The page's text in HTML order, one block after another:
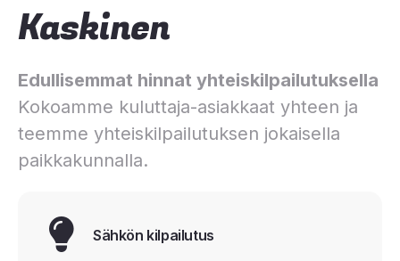
Kaskinen
Edullisemmat hinnat yhteiskilpailutuksella
Kokoamme kuluttaja-asiakkaat yhteen ja
teemme yhteiskilpailutuksen jokaisella
paikkakunnalla.
Sähkön kilpailutus